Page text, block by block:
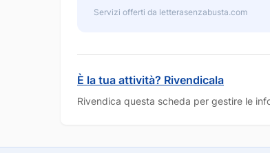
Servizi offerti da letterasenzabusta.com
È la tua attività? Rivendicala
Rivendica questa scheda per gestire le